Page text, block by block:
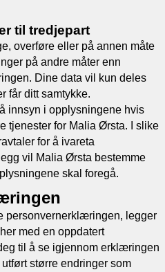
til tredjepart
overføre eller på annen måte
på andre måter enn
Dine data vil kun deles
får ditt samtykke.
innsyn i opplysningene hvis
tjenester for Malia Ørsta. I slike
for å ivareta
vil
Malia Ørsta bestemme
skal foregå.
personvernerklæringen, legger
med en oppdatert
til å se igjennom erklæringen
større endringer som